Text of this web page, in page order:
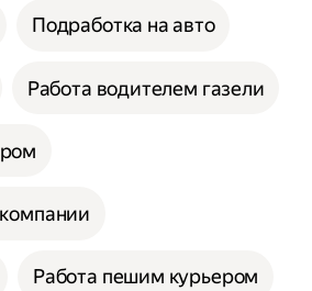
Подработка на авто
Работа водителем газели
Работа пешим курьером